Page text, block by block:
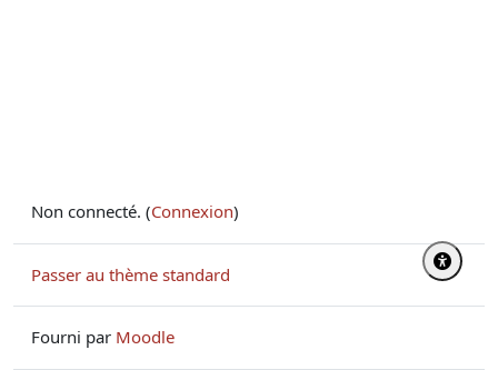
Non connecté. (Connexion)
Passer au thème standard
Fourni par Moodle